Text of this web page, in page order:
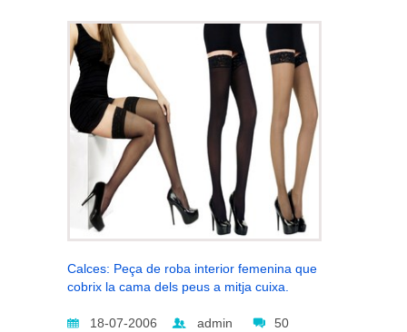
Calces: Peça de roba interior femenina que
cobrix la cama dels peus a mitja cuixa.
18-07-2006 admin 50